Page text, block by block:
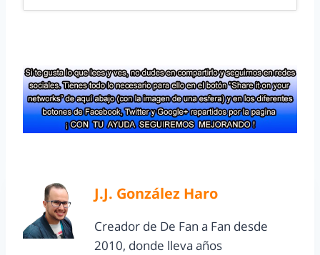
J.J. González Haro
Creador de De Fan a Fan desde
2010, donde lleva años